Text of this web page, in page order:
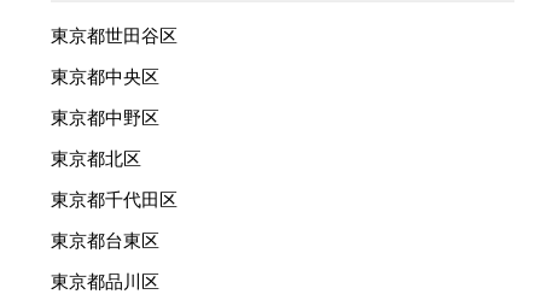
東京都世田谷区
東京都中央区
東京都中野区
東京都北区
東京都千代田区
東京都台東区
東京都品川区